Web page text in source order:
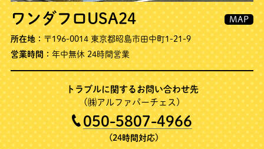
ワンダフロUSA24
所在地：〒196-0014 東京都昭島市田中町1-21-9
MAP
営業時間： 年中無休 24時間営業
トラブルに関するお問い合わせ先
(㈱アルファパーチェス)
050-5807-4966
(24時間対応)